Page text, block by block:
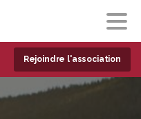
Rejoindre l'association